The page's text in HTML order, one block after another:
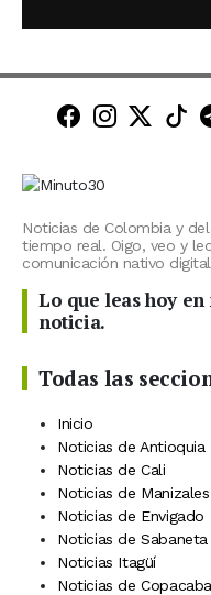
Minuto30 en
Noticias de Colombia y
tiempo real. Oigo, veo y
comunicación nativo
Lo que leas hoy
noticia.
Todas las
Inicio
Noticias de Antioquia
Noticias de Cali
Noticias de Manizales
Noticias de Envigado
Noticias de Sabaneta
Noticias Itagüí
Noticias de